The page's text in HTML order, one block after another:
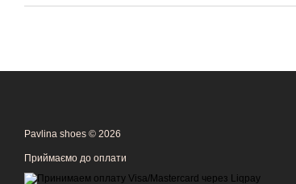
Pavlina shoes © 2026
Приймаємо до оплати